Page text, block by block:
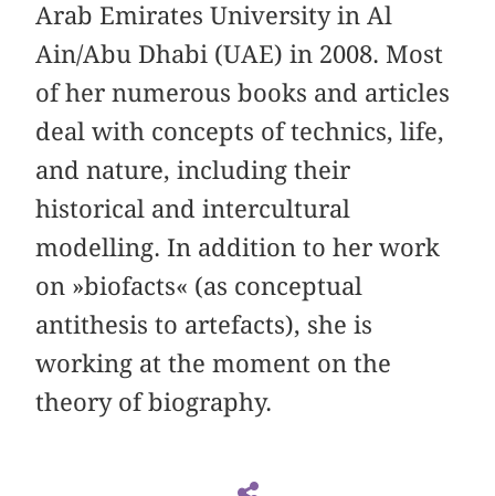
Arab Emirates University in Al
Ain/Abu Dhabi (UAE) in 2008. Most
of her numerous books and articles
deal with concepts of technics, life,
and nature, including their
historical and intercultural
modelling. In addition to her work
on »biofacts« (as conceptual
antithesis to artefacts), she is
working at the moment on the
theory of biography.